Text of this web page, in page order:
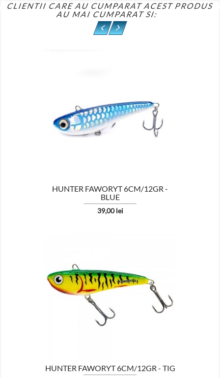
CLIENTII CARE AU CUMPARAT ACEST PRODUS
AU MAI CUMPARAT SI:
HUNTER FAWORYT 6CM/12GR -
BLUE
Pret
39,00 lei

HUNTER FAWORYT 6CM/12GR - TIG
